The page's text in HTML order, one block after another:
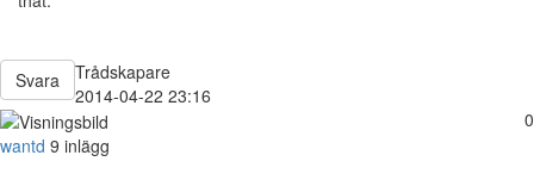
Svara
Trådskapare
2014-04-22 23:16
0
wantd 9 inlägg